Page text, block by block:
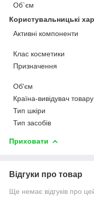
Об`єм
Користувальницькі
Активні компоненти
Клас косметики
Призначення
Об'єм
Країна-вивідувач товару
Тип шкіри
Тип засобів
Приховати
Відгуки про товар
Ще немає відгуків про